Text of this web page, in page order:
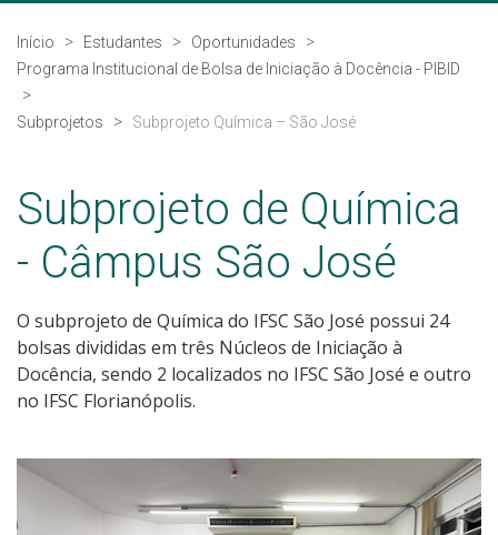
Documentação e Legislação
Eventos
Edições Anteriores
Contatos
Início Estudantes
Oportunidades
Programa Institucional de Bolsa de Iniciação à Docência - PIBID
Subprojetos Subprojeto Química – São José
Subprojeto de Química
- Câmpus São José
O subprojeto de Química do IFSC São José possui 24
bolsas divididas em três Núcleos de Iniciação à
Docência, sendo 2 localizados no IFSC São José e outro
no IFSC Florianópolis.